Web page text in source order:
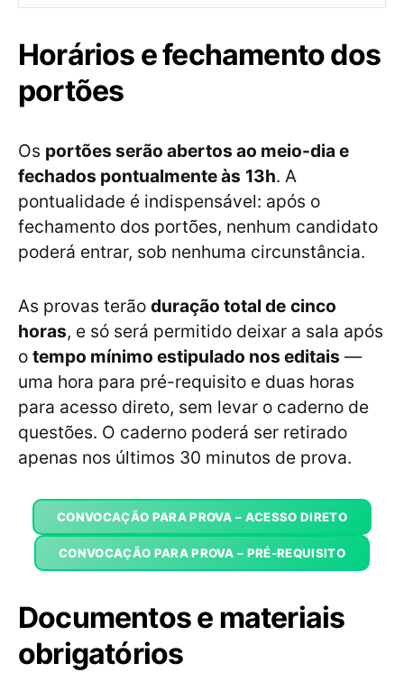
Horários e fechamento dos
portões
Os portões serão abertos ao meio-dia e
fechados pontualmente às 13h. A
pontualidade é indispensável: após o
fechamento dos portões, nenhum candidato
poderá entrar, sob nenhuma circunstância.
As provas terão duração total de cinco
horas, e só será permitido deixar a sala após
o tempo mínimo estipulado nos editais —
uma hora para pré-requisito e duas horas
para acesso direto, sem levar o caderno de
questões. O caderno poderá ser retirado
apenas nos últimos 30 minutos de prova.
CONVOCAÇÃO PARA PROVA – ACESSO DIRETO
CONVOCAÇÃO PARA PROVA – PRÉ-REQUISITO
Documentos e materiais
obrigatórios